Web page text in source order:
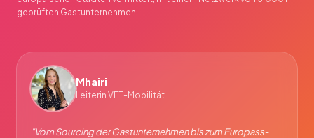
geprüften Gastunternehmen.
Mhairi
Leiterin VET-Mobilität
"Vom Sourcing der Gastunternehmen bis zum Europass-